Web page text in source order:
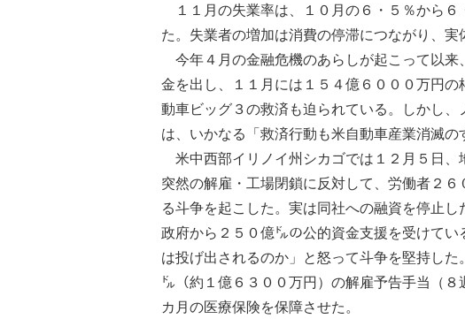
１１月の失業率は、１０月の６・５％から６
た。失業者の増加は消費の停滞につながり、実
今年４月の金融危機のあらしが起こって以来
金を出し、１１月には１５４億６０００万円
動車ビッグ３の救済も迫られている。しかし
は、いかなる「救済行動も米自動車産業消滅の
米中西部イリノイ州シカゴでは１２月５日、
突然の解雇・工場閉鎖に反対して、労働者２
る斗争を起こした。実は同社への融資を停止
政府から２５０億㌦の公的資金支援を受けて
は投げ出されるのか」と怒って斗争を堅持し
㌦（約１億６３００万円）の解雇予告手当（
カ月の医療保険を保障させた。